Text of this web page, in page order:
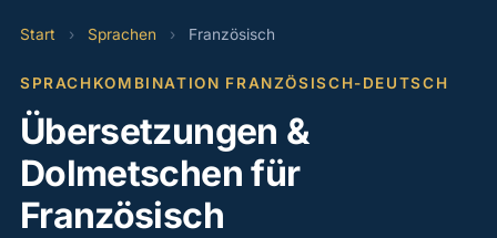
Start › Sprachen › Französisch
SPRACHKOMBINATION FRANZÖSISCH-DEUTSCH
Übersetzungen &
Dolmetschen für
Französisch